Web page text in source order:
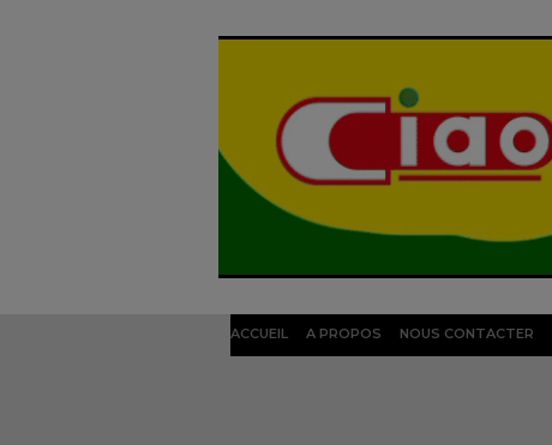
ACCUEIL A PROPOS NOUS CONTACTER